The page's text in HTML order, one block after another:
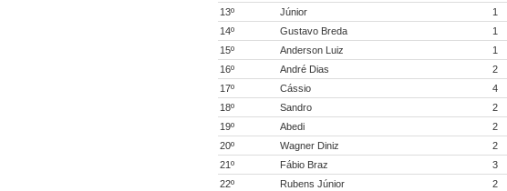
13º
Júnior 1
14º
Gustavo Breda 1
15º
Anderson Luiz 1
16º
André Dias 2
17º
Cássio 4
18º
Sandro 2
19º
Abedi 2
20º
Wagner Diniz 2
21º
Fábio Braz 3
22º
Rubens Júnior 2